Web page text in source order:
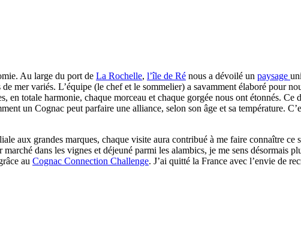
Au large du port de La Rochelle, l’île de Ré nous a dévoilé un paysage
mer variés. L’équipe (le chef et le sommelier) a savamment élaboré pour
totale harmonie, chaque morceau et chaque gorgée nous ont étonnés. Ce
un Cognac peut parfaire une alliance, selon son âge et sa température.
aux grandes marques, chaque visite aura contribué à me faire connaître ce
dans les vignes et déjeuné parmi les alambics, je me sens désormais
au Cognac Connection Challenge. J’ai quitté la France avec l’envie de